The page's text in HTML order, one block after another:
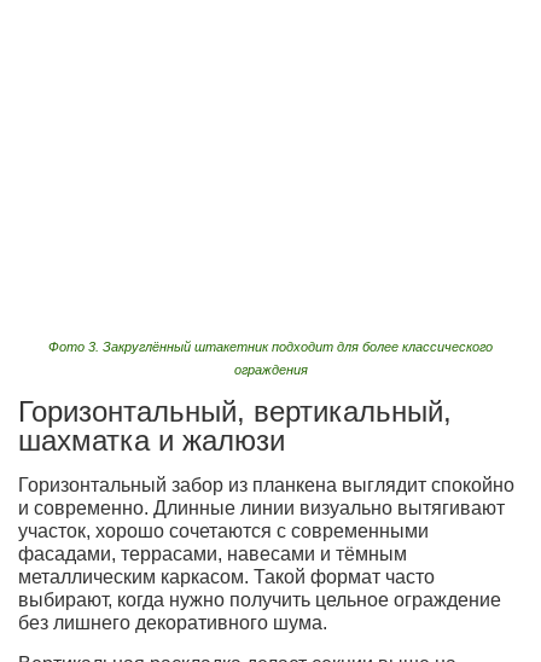
Фото 3. Закруглённый штакетник подходит для более классического
ограждения
Горизонтальный, вертикальный,
шахматка и жалюзи
Горизонтальный забор из планкена выглядит спокойно
и современно. Длинные линии визуально вытягивают
участок, хорошо сочетаются с современными
фасадами, террасами, навесами и тёмным
металлическим каркасом. Такой формат часто
выбирают, когда нужно получить цельное ограждение
без лишнего декоративного шума.